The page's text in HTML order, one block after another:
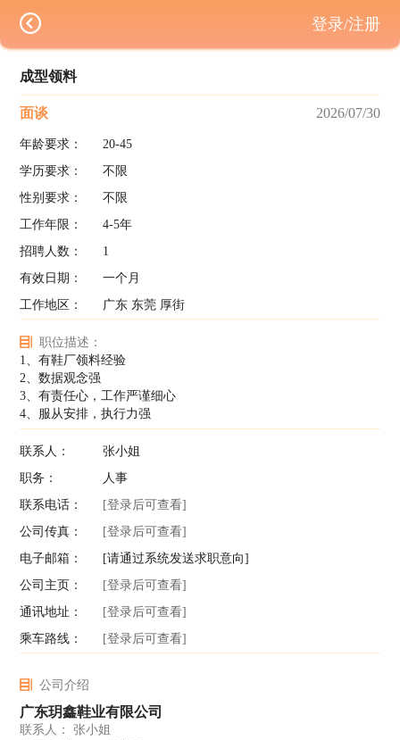
成型领料
面谈 2026/07/30
年龄要求：
20-45
学历要求：
不限
性别要求：
不限
工作年限：
4-5年
招聘人数：
1
有效日期：
一个月
工作地区：
广东 东莞 厚街
职位描述：
1、有鞋厂领料经验
2、数据观念强
3、有责任心，工作严谨细心
4、服从安排，执行力强
联系人：
张小姐
职务：
人事
联系电话：
[登录后可查看]
公司传真：
[登录后可查看]
电子邮箱：
[请通过系统发送求职意向]
公司主页：
[登录后可查看]
通讯地址：
[登录后可查看]
乘车路线：
[登录后可查看]
公司介绍
广东玥鑫鞋业有限公司
联系人： 张小姐
登录/注册